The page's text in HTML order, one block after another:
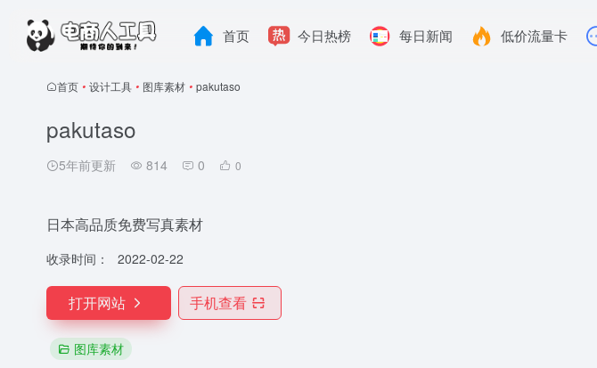
首页 今日热榜 每日新闻 低价流量卡
首页 • 设计工具 • 图库素材 • pakutaso
pakutaso
5年前更新 814 0 0
日本高品质免费写真素材
收录时间： 2022-02-22
打开网站 手机查看
图库素材